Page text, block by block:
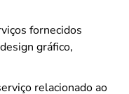
fornecidos
gráfico,
relacionado ao